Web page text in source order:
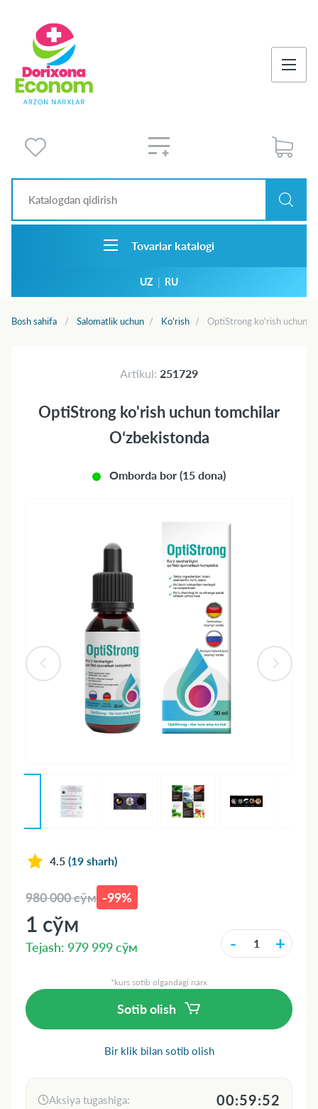
Tovarlar katalogi
UZ | RU
Bosh sahifa Salomatlik uchun Ko'rish OptiStrong ko'rish uchun
Artikul: 251729
Omborda bor (15 dona)
OptiStrong ko'rish uchun tomchilar
Oʻzbekistonda
4.5 (19 sharh)
980 000 сўм -99%
1 сўм
Tejash: 979 999 сўм - +
*kurs sotib olgandagi narx
Sotib olish
Bir klik bilan sotib olish
Aksiya tugashiga: 00:59:51